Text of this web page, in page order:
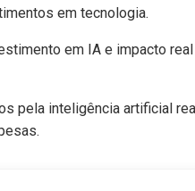
em tecnologia.
em IA e impacto
pela inteligência artificial